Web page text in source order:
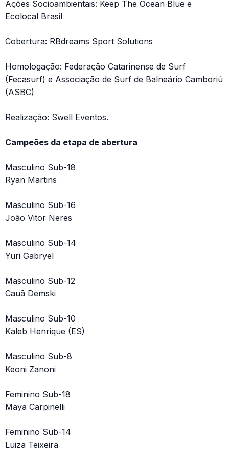
Ações Socioambientais: Keep The Ocean Blue e
Ecolocal Brasil
Cobertura: RBdreams Sport Solutions
Homologação: Federação Catarinense de Surf
(Fecasurf) e Associação de Surf de Balneário Camboriú
(ASBC)
Realização: Swell Eventos.
Campeões da etapa de abertura
Masculino Sub-18
Ryan Martins
Masculino Sub-16
João Vitor Neres
Masculino Sub-14
Yuri Gabryel
Masculino Sub-12
Cauã Demski
Masculino Sub-10
Kaleb Henrique (ES)
Masculino Sub-8
Keoni Zanoni
Feminino Sub-18
Maya Carpinelli
Feminino Sub-14
Luiza Teixeira